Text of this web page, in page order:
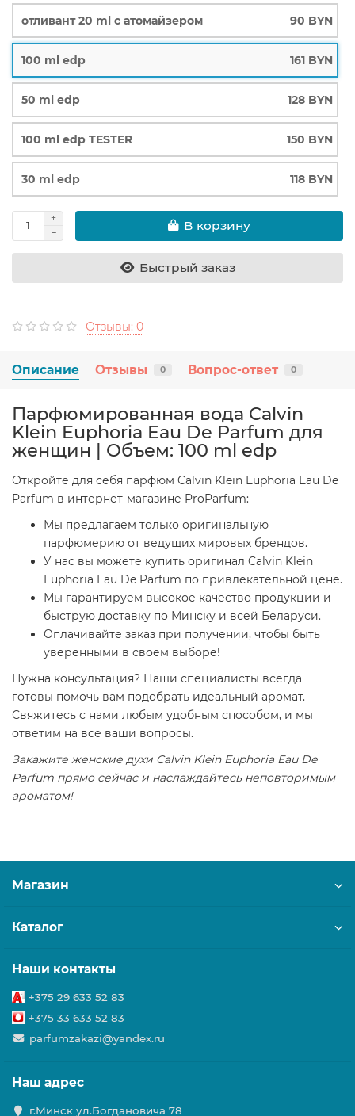
отливант 20 ml с атомайзером 90 BYN
100 ml edp 161 BYN
50 ml edp 128 BYN
100 ml edp TESTER 150 BYN
30 ml edp 118 BYN
В корзину
Быстрый заказ
Отзывы: 0
Описание Отзывы 0 Вопрос-ответ 0
Парфюмированная вода Calvin
Klein Euphoria Eau De Parfum для
женщин | Объем: 100 ml edp
Откройте для себя парфюм Calvin Klein Euphoria Eau De
Parfum в интернет-магазине ProParfum:
Мы предлагаем только оригинальную
парфюмерию от ведущих мировых брендов.
У нас вы можете купить оригинал Calvin Klein
Euphoria Eau De Parfum по привлекательной цене.
Мы гарантируем высокое качество продукции и
быструю доставку по Минску и всей Беларуси.
Оплачивайте заказ при получении, чтобы быть
уверенными в своем выборе!
Нужна консультация? Наши специалисты всегда
готовы помочь вам подобрать идеальный аромат.
Свяжитесь с нами любым удобным способом, и мы
ответим на все ваши вопросы.
Закажите женские духи Calvin Klein Euphoria Eau De
Parfum прямо сейчас и наслаждайтесь неповторимым
ароматом!
Магазин
Каталог
Наши контакты
+375 29 633 52 83
+375 33 633 52 83
parfumzakazi@yandex.ru
Наш адрес
г.Минск ул.Богдановича 78